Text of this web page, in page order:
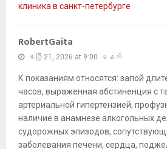
клиника в санкт-петербурге
RobertGaita
ဧပြီ 21, 2026 at 9:00 မနက်
К показаниям относятся: запой
часов, выраженная абстиненция с
артериальной гипертензией,
наличие в анамнезе алкогольных
судорожных эпизодов,
заболевания печени, сердца,